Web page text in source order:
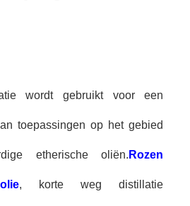
wordt gebruikt voor een
toepassingen op het gebied
etherische oliën. Rozen
, korte weg distillatie